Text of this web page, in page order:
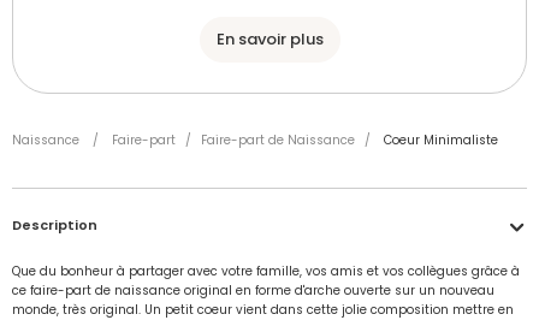
En savoir plus
Naissance / Faire-part / Faire-part de Naissance / Coeur Minimaliste
Description
Que du bonheur à partager avec votre famille, vos amis et vos collègues grâce à
ce faire-part de naissance original en forme d'arche ouverte sur un nouveau
monde, très original. Un petit coeur vient dans cette jolie composition mettre en